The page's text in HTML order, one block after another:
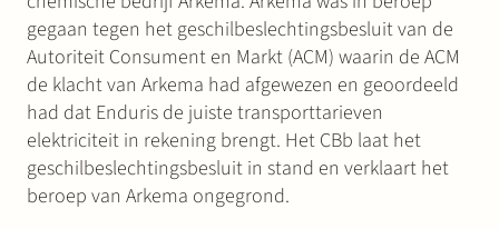
gegaan tegen het geschilbeslechtingsbesluit van de
Autoriteit Consument en Markt (ACM) waarin de ACM
de klacht van Arkema had afgewezen en geoordeeld
had dat Enduris de juiste transporttarieven
elektriciteit in rekening brengt. Het CBb laat het
geschilbeslechtingsbesluit in stand en verklaart het
beroep van Arkema ongegrond.